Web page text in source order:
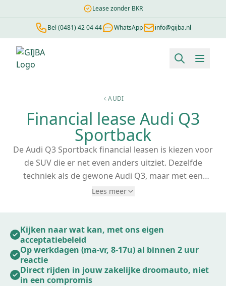
Lease zonder BKR
Bel (0481) 42 04 44 WhatsApp info@gijba.nl
AUDI
Financial lease Audi Q3
Sportback
De Audi Q3 Sportback financial leasen is kiezen voor
de SUV die er net even anders uitziet. Dezelfde
techniek als de gewone Audi Q3, maar met een
aflopende daklijn die de auto sportiever en
mkb'ers. Starters zijn welkom vanaf 1 maand KVK,
geen jaarcijfers vereist. Ook met een negatieve BKR-
registratie beoordelen we je persoonlijk.
Lees meer
Kijken naar wat kan, met ons eigen
acceptatiebeleid
Op werkdagen (ma-vr, 8-17u) al binnen 2 uur
reactie
Direct rijden in jouw zakelijke droomauto, niet
in een compromis